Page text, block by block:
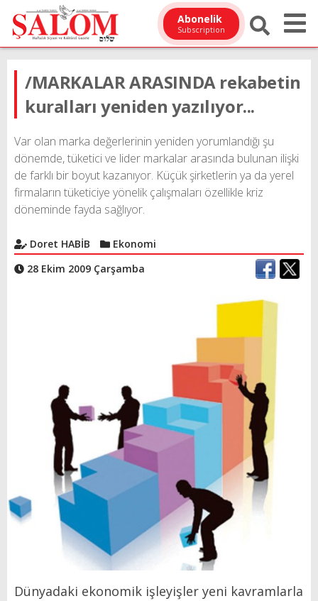
Abonelik
Subscription
/MARKALAR ARASINDA rekabetin
kuralları yeniden yazılıyor...
Var olan marka değerlerinin yeniden yorumlandığı şu
dönemde, tüketici ve lider markalar arasında bulunan ilişki
de farklı bir boyut kazanıyor. Küçük şirketlerin ya da yerel
firmaların tüketiciye yönelik çalışmaları özellikle kriz
döneminde fayda sağlıyor.
Doret HABİB
Ekonomi
28 Ekim 2009 Çarşamba
Dünyadaki ekonomik işleyişler yeni kavramlarla